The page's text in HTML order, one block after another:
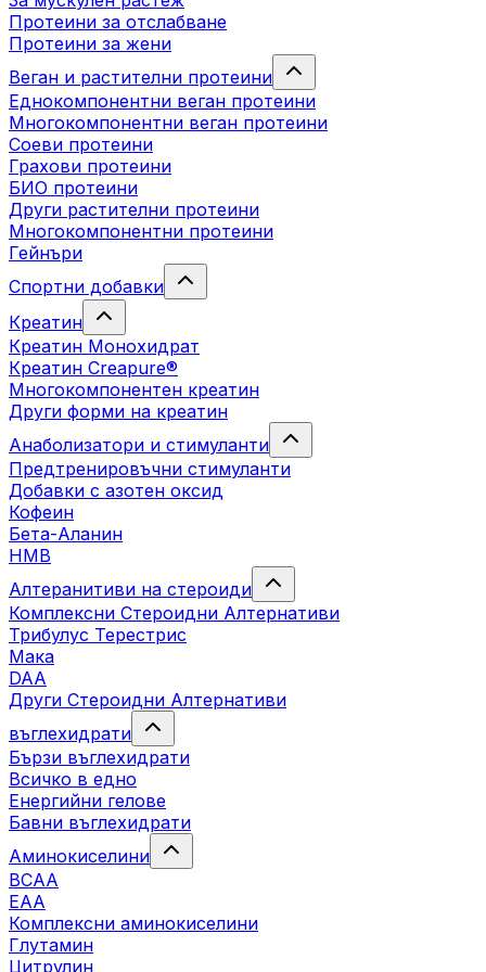
Протеини за отслабване
Протеини за жени
Веган и растителни протеини
Еднокомпонентни веган протеини
Многокомпонентни веган протеини
Соеви протеини
Грахови протеини
БИО протеини
Други растителни протеини
Многокомпонентни протеини
Гейнъри
Спортни добавки
Креатин
Креатин Монохидрат
Креатин Creapure®
Многокомпонентен креатин
Други форми на креатин
Анаболизатори и стимуланти
Предтренировъчни стимуланти
Добавки с азотен оксид
Кофеин
Бета-Аланин
HMB
Алтеранитиви на стероиди
Комплексни Стероидни Алтернативи
Трибулус Терестрис
Maка
DAA
Други Стероидни Алтернативи
въглехидрати
Бързи въглехидрати
Всичко в едно
Енергийни гелове
Бавни въглехидрати
Аминокиселини
BCAA
EAA
Комплексни аминокиселини
Глутамин
Цитрулин